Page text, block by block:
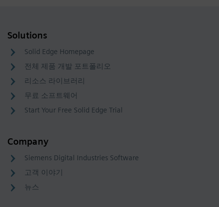
Solutions
Solid Edge Homepage
전체 제품 개발 포트폴리오
리소스 라이브러리
무료 소프트웨어
Start Your Free Solid Edge Trial
Company
Siemens Digital Industries Software
고객 이야기
뉴스